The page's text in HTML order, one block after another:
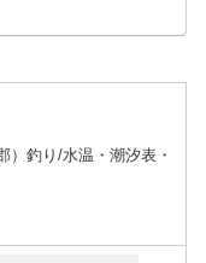
）釣り/水温・潮汐表・